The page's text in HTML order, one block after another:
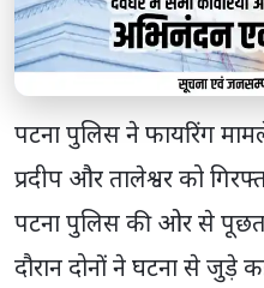
पटना पुलिस ने फायरिंग
प्रदीप और तालेश्वर को
पटना पुलिस की ओर से
दौरान दोनों ने घटना से जुड़े